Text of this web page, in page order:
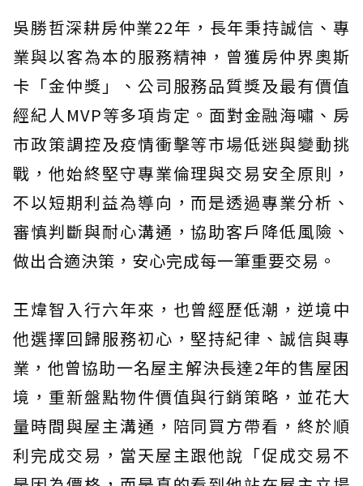
吳勝哲深耕房仲業22年，長年秉持誠信、專
業與以客為本的服務精神，曾獲房仲界奧斯
卡「金仲獎」、公司服務品質獎及最有價值
經紀人MVP等多項肯定。面對金融海嘯、房
市政策調控及疫情衝擊等市場低迷與變動挑
戰，他始終堅守專業倫理與交易安全原則，
不以短期利益為導向，而是透過專業分析、
審慎判斷與耐心溝通，協助客戶降低風險、
做出合適決策，安心完成每一筆重要交易。
王煒智入行六年來，也曾經歷低潮，逆境中
他選擇回歸服務初心，堅持紀律、誠信與專
業，他曾協助一名屋主解決長達2年的售屋困
境，重新盤點物件價值與行銷策略，並花大
量時間與屋主溝通，陪同買方帶看，終於順
利完成交易，當天屋主跟他說「促成交易不